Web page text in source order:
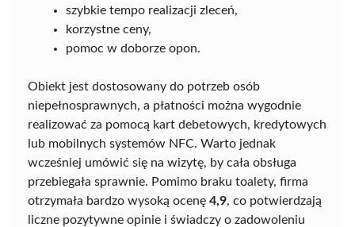
szybkie tempo realizacji zleceń,
korzystne ceny,
pomoc w doborze opon.
Obiekt jest dostosowany do potrzeb osób
niepełnosprawnych, a płatności można wygodnie
realizować za pomocą kart debetowych, kredytowych
lub mobilnych systemów NFC. Warto jednak
wcześniej umówić się na wizytę, by cała obsługa
przebiegała sprawnie. Pomimo braku toalety, firma
otrzymała bardzo wysoką ocenę 4,9, co potwierdzają
liczne pozytywne opinie i świadczy o zadowoleniu